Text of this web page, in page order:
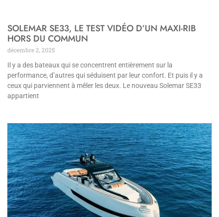
SOLEMAR SE33, LE TEST VIDÉO D’UN MAXI-RIB
HORS DU COMMUN
décembre 2, 2025
Il y a des bateaux qui se concentrent entièrement sur la
performance, d’autres qui séduisent par leur confort. Et puis il y a
ceux qui parviennent à mêler les deux. Le nouveau Solemar SE33
appartient